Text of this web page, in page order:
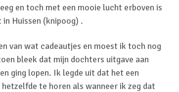
en toch met een mooie lucht erboven is
Huissen (knipoog) .
van wat cadeautjes en moest ik toch nog
bleek dat mijn dochters uitgave aan
ging lopen. Ik legde uit dat het een
te horen als wanneer ik zeg dat